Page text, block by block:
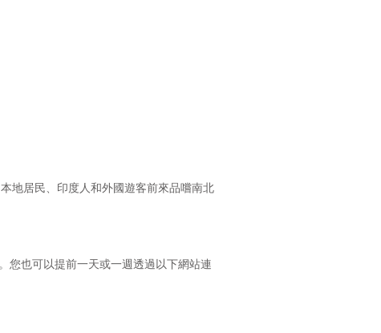
地居民、印度人和外國遊客前來品嚐南北
您也可以提前一天或一週透過以下網站連